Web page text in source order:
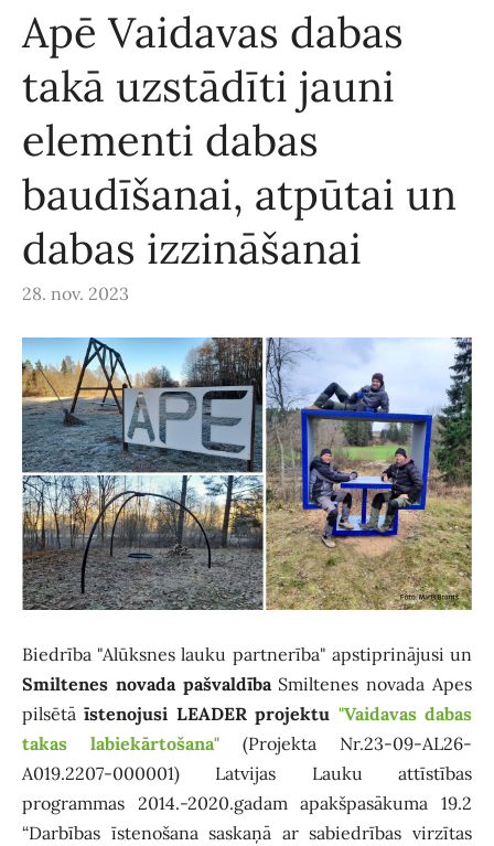
Apē Vaidavas dabas
takā uzstādīti jauni
elementi dabas
baudīšanai, atpūtai un
dabas izzināšanai
28. nov. 2023
Biedrība "Alūksnes lauku partnerība" apstiprinājusi un
Smiltenes novada pašvaldībaSmiltenes novada Apes
pilsētāīstenojusi LEADER projektu "Vaidavas dabas
takas labiekārtošana" (Projekta Nr.23-09-AL26-
A019.2207-000001) Latvijas Lauku attīstības
programmas 2014.-2020.gadam apakšpasākuma 19.2
“Darbības īstenošana saskaņā ar sabiedrības virzītas